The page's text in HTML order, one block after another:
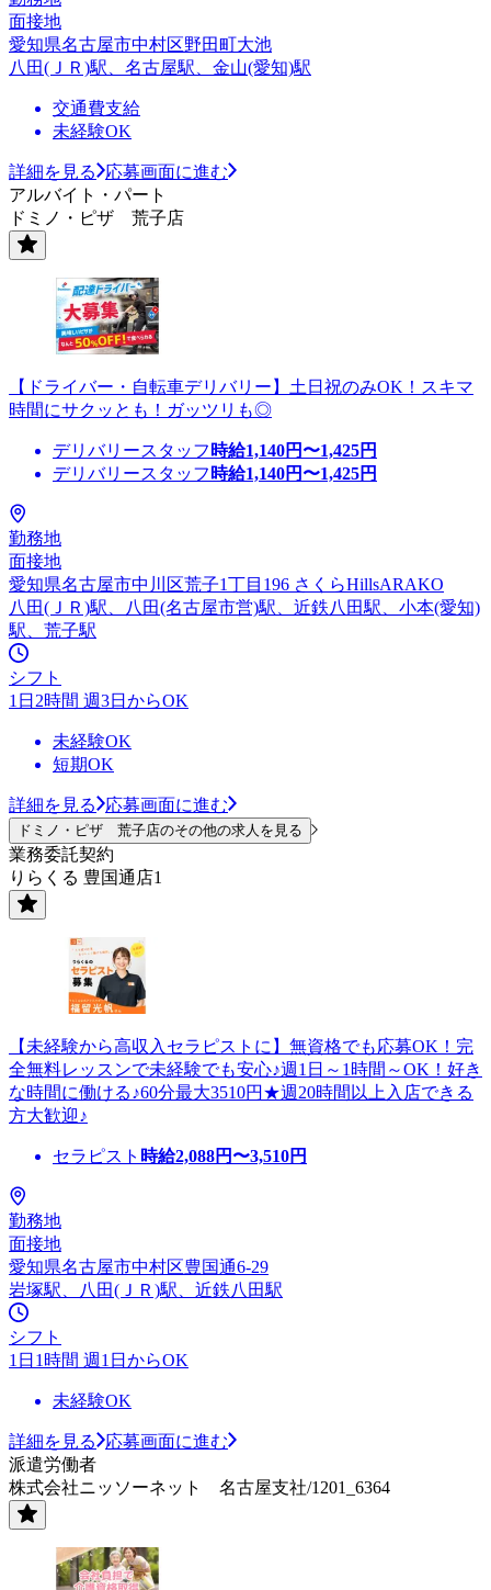
面接地
愛知県名古屋市中村区野田町大池
八田(ＪＲ)駅、名古屋駅、金山(愛知)駅
交通費支給
未経験OK
詳細を見る
応募画面に進む
アルバイト・パート
ドミノ・ピザ 荒子店
【ドライバー・自転車デリバリー】土日祝のみOK！スキマ
時間にサクッとも！ガッツリも◎
デリバリースタッフ 時給1,140円〜1,425円
デリバリースタッフ 時給1,140円〜1,425円
勤務地
面接地
愛知県名古屋市中川区荒子1丁目196 さくらHillsARAKO
八田(ＪＲ)駅、八田(名古屋市営)駅、近鉄八田駅、小本(愛知)
駅、荒子駅
シフト
1日2時間 週3日からOK
未経験OK
短期OK
詳細を見る 応募画面に進む
ドミノ・ピザ 荒子店のその他の求人を見る
業務委託契約
りらくる 豊国通店1
【未経験から高収入セラピストに】無資格でも応募OK！完
全無料レッスンで未経験でも安心♪週1日～1時間～OK！好き
な時間に働ける♪60分最大3510円★週20時間以上入店できる
方大歓迎♪
セラピスト 時給2,088円〜3,510円
勤務地
面接地
愛知県名古屋市中村区豊国通6-29
岩塚駅、八田(ＪＲ)駅、近鉄八田駅
シフト
1日1時間 週1日からOK
未経験OK
詳細を見る
応募画面に進む
派遣労働者
株式会社ニッソーネット 名古屋支社/1201_6364